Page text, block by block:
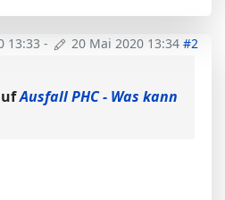
13:33 - 20 Mai 2020 13:34 #2
Ausfall PHC - Was kann